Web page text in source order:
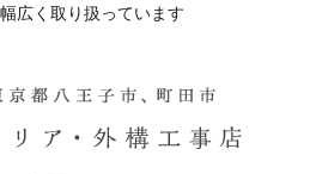
広く取り扱っています